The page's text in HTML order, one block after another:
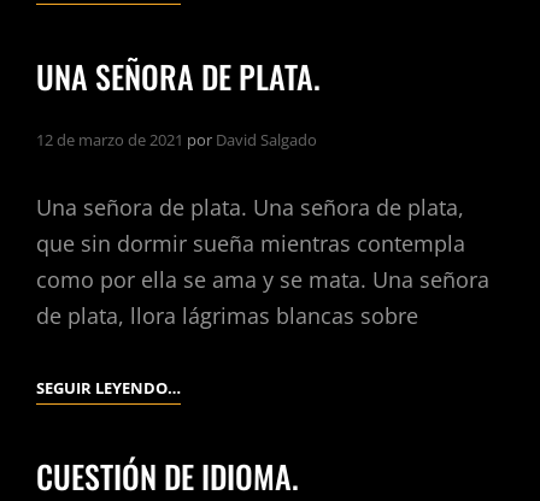
ALICE
UNA SEÑORA DE PLATA.
12 de marzo de 2021 por David Salgado
Una señora de plata. Una señora de plata,
que sin dormir sueña mientras contempla
como por ella se ama y se mata. Una señora
de plata, llora lágrimas blancas sobre
SEGUIR LEYENDO…
PLATA.
CUESTIÓN DE IDIOMA.